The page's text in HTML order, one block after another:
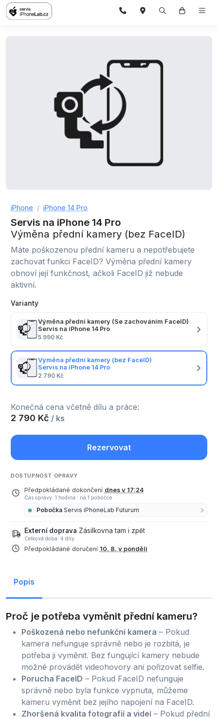
iPhone iPhone 14 Pro
Servis na iPhone 14 Pro
Výměna přední kamery (bez FaceID)
Máte poškozenou přední kameru a nepotřebujete
zachovat funkci FaceID? Výměna přední kamery
obnoví její funkčnost, ačkoli FaceID již nebude
aktivní.
Varianty
Výměna přední kamery (Se zachováním FaceID)
Servis na iPhone 14 Pro
5 990 Kč
Výměna přední kamery (bez FaceID)
Servis na iPhone 14 Pro
2 790 Kč
Konečná cena včetně dílu a práce:
2 790 Kč / ks
Rezervovat
DOSTUPNOST OPRAVY
Předpokládané dokončení dnes v 17:24
Čas opravy: 1 hodina · na 1 pobočce
Pobočka Servis iPhoneLab Futurum
Externí doprava Zásilkovna tam i zpět
Celková doba: 4 dny
Předpokládané doručení 10. 8. v pondělí
Popis
Proč je potřeba vyměnit přední kameru?
Poškozená nebo nefunkční kamera – Pokud
kamera nefunguje správně nebo je rozbitá, je
potřeba ji vyměnit. Bez fungující kamery nebude
možné provádět videohovory ani pořizovat selfie.
Porucha FaceID – Pokud FaceID nefunguje
správně nebo byla funkce vypnuta, můžeme
kameru vyměnit bez jejího napojení na FaceID.
Zhoršená kvalita fotografií a videí – Pokud přední